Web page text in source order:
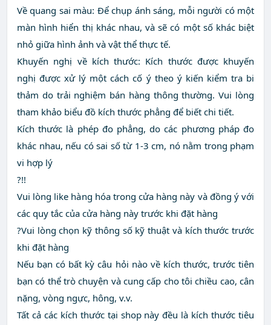
Về quang sai màu: Để chụp ánh sáng, mỗi người có một
màn hình hiển thị khác nhau, và sẽ có một số khác biệt
nhỏ giữa hình ảnh và vật thể thực tế.
Khuyến nghị về kích thước: Kích thước được khuyến
nghị được xử lý một cách cố ý theo ý kiến kiểm tra bi
thảm do trải nghiệm bán hàng thông thường. Vui lòng
tham khảo biểu đồ kích thước phẳng để biết chi tiết.
Kích thước là phép đo phẳng, do các phương pháp đo
khác nhau, nếu có sai số từ 1-3 cm, nó nằm trong phạm
vi hợp lý
?!!
Vui lòng like hàng hóa trong cửa hàng này và đồng ý với
các quy tắc của cửa hàng này trước khi đặt hàng
?Vui lòng chọn kỹ thông số kỹ thuật và kích thước trước
khi đặt hàng
Nếu bạn có bất kỳ câu hỏi nào về kích thước, trước tiên
bạn có thể trò chuyện và cung cấp cho tôi chiều cao, cân
nặng, vòng ngực, hông, v.v.
Tất cả các kích thước tại shop này đều là kích thước tiêu